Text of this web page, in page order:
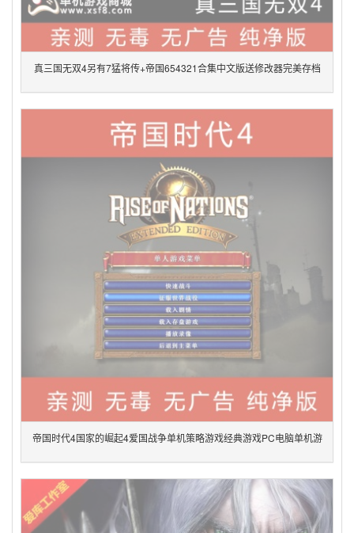
真三国无双4另有7猛将传+帝国654321合集中文版送修改器完美存档
帝国时代4国家的崛起4爱国战争单机策略游戏经典游戏PC电脑单机游